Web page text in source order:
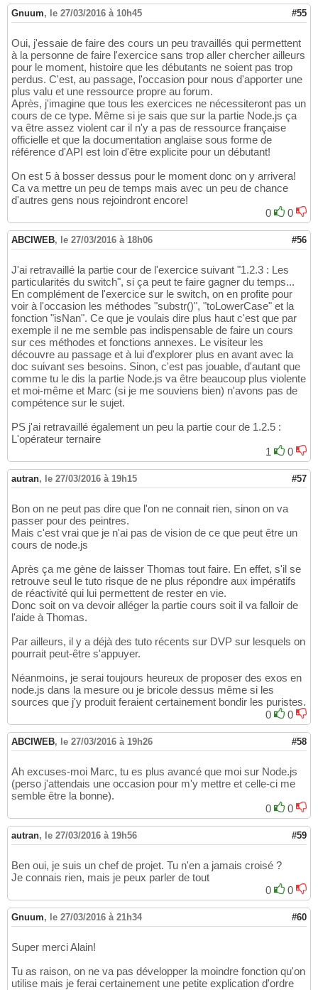
Gnuum, le 27/03/2016 à 10h45 #55
Oui, j'essaie de faire des cours un peu travaillés qui permettent
à la personne de faire l'exercice sans trop aller chercher ailleurs
pour le moment, histoire que les débutants ne soient pas trop
perdus. C'est, au passage, l'occasion pour nous d'apporter une
plus valu et une ressource propre au forum.
Après, j'imagine que tous les exercices ne nécessiteront pas un
cours de ce type. Même si je sais que sur la partie Node.js ça
va être assez violent car il n'y a pas de ressource française
officielle et que la documentation anglaise sous forme de
référence d'API est loin d'être explicite pour un débutant!
On est 5 à bosser dessus pour le moment donc on y arrivera!
Ca va mettre un peu de temps mais avec un peu de chance
d'autres gens nous rejoindront encore!
0
0
ABCIWEB, le 27/03/2016 à 18h06 #56
J'ai retravaillé la partie cour de l'exercice suivant "1.2.3 : Les
particularités du switch", si ça peut te faire gagner du temps...
En complément de l'exercice sur le switch, on en profite pour
voir à l'occasion les méthodes "substr()", "toLowerCase" et la
fonction "isNan". Ce que je voulais dire plus haut c'est que par
exemple il ne me semble pas indispensable de faire un cours
sur ces méthodes et fonctions annexes. Le visiteur les
découvre au passage et à lui d'explorer plus en avant avec la
doc suivant ses besoins. Sinon, c'est pas jouable, d'autant que
comme tu le dis la partie Node.js va être beaucoup plus violente
et moi-même et Marc (si je me souviens bien) n'avons pas de
compétence sur le sujet.
PS j'ai retravaillé également un peu la partie cour de 1.2.5 :
L'opérateur ternaire
1
0
autran, le 27/03/2016 à 19h15 #57
Bon on ne peut pas dire que l'on ne connait rien, sinon on va
passer pour des peintres.
Mais c'est vrai que je n'ai pas de vision de ce que peut être un
cours de node.js
Après ça me gène de laisser Thomas tout faire. En effet, s'il se
retrouve seul le tuto risque de ne plus répondre aux impératifs
de réactivité qui lui permettent de rester en vie.
Donc soit on va devoir alléger la partie cours soit il va falloir de
l'aide à Thomas.
Par ailleurs, il y a déjà des tuto récents sur DVP sur lesquels on
pourrait peut-être s'appuyer.
Néanmoins, je serai toujours heureux de proposer des exos en
node.js dans la mesure ou je bricole dessus même si les
sources que j'y produit feraient certainement bondir les puristes.
0
0
ABCIWEB, le 27/03/2016 à 19h26 #58
Ah excuses-moi Marc, tu es plus avancé que moi sur Node.js
(perso j'attendais une occasion pour m'y mettre et celle-ci me
semble être la bonne).
0
0
autran, le 27/03/2016 à 19h56 #59
Ben oui, je suis un chef de projet. Tu n'en a jamais croisé ?
Je connais rien, mais je peux parler de tout
0
0
Gnuum, le 27/03/2016 à 21h34 #60
Super merci Alain!
Tu as raison, on ne va pas développer la moindre fonction qu'on
utilise mais je ferai certainement une petite explication d'ordre